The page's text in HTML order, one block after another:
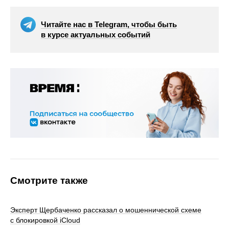
Читайте нас в Telegram, чтобы быть
в курсе актуальных событий
Смотрите также
Эксперт Щербаченко рассказал о мошеннической схеме
с блокировкой iCloud